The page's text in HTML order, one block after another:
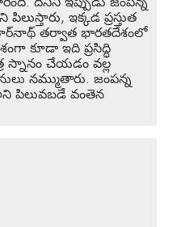
ఇక్కడ ప్రస్తుత
తర్వాత భారతదేశంలో
కూడా ఇది ప్రసిద్ధి
స్నానం చేయడం వల్ల
నమ్ముతారు. జంపన్న
పిలువబడే వంతెన